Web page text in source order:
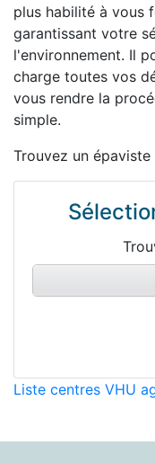
plus habilité à vous
garantissant votre
l'environnement. Il
charge toutes vos
vous rendre la
simple.
Trouvez un épaviste
Liste centres VHU